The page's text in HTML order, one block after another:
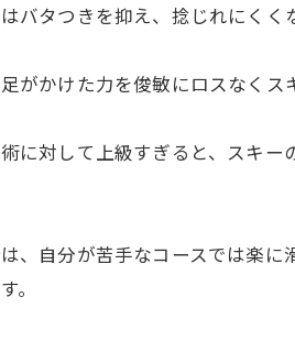
バタつきを抑え、捻じれにくく
がかけた力を俊敏にロスなく
に対して上級すぎると、スキ
、自分が苦手なコースでは楽
。